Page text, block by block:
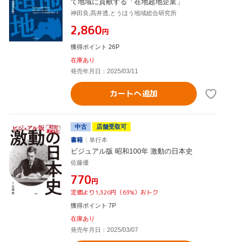
神田良,髙井透,とうほう地域総合研究所
¥2,860円
獲得ポイント 26P
在庫あり
発売年月日：2025/03/11
カートへ追加
中古
店舗受取可
書籍
単行本
ビジュアル版 昭和100年 激動の日本史
佐藤優
¥770円
定価より1,320円（63%）おトク
獲得ポイント 7P
在庫あり
発売年月日：2025/03/07